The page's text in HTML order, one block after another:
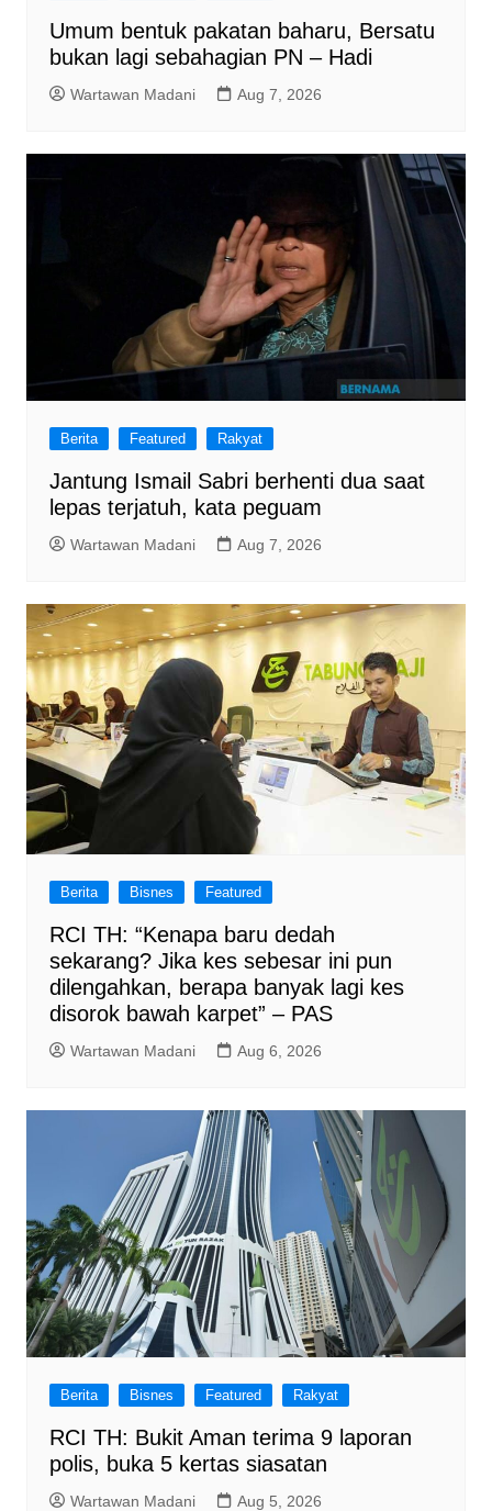
Umum bentuk pakatan baharu, Bersatu
bukan lagi sebahagian PN – Hadi
Wartawan Madani Aug 7, 2026
Berita Featured Rakyat
Jantung Ismail Sabri berhenti dua saat
lepas terjatuh, kata peguam
Wartawan Madani Aug 7, 2026
Berita Bisnes Featured
RCI TH: “Kenapa baru dedah
sekarang? Jika kes sebesar ini pun
dilengahkan, berapa banyak lagi kes
disorok bawah karpet” – PAS
Wartawan Madani Aug 6, 2026
Berita Bisnes Featured Rakyat
RCI TH: Bukit Aman terima 9 laporan
polis, buka 5 kertas siasatan
Wartawan Madani Aug 5, 2026